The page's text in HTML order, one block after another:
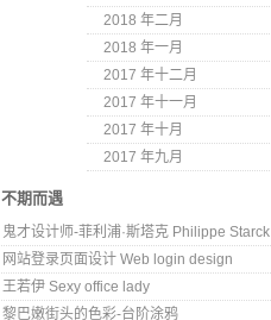
2018 年二月
2018 年一月
2017 年十二月
2017 年十一月
2017 年十月
2017 年九月
不期而遇
鬼才设计师-菲利浦·斯塔克 Philippe Starck
网站登录页面设计 Web login design
王若伊 Sexy office lady
黎巴嫩街头的色彩-台阶涂鸦